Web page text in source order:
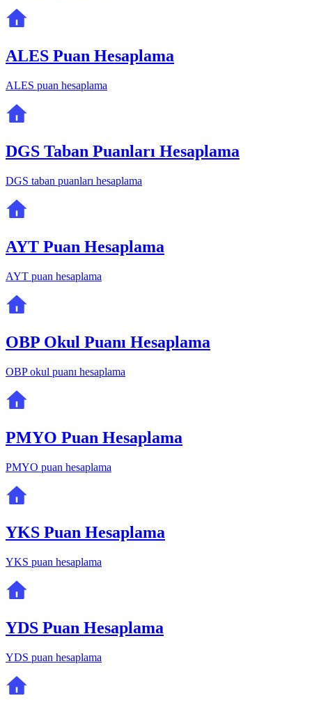
ALES Puan Hesaplama
ALES puan hesaplama
DGS Taban Puanları Hesaplama
DGS taban puanları hesaplama
AYT Puan Hesaplama
AYT puan hesaplama
OBP Okul Puanı Hesaplama
OBP okul puanı hesaplama
PMYO Puan Hesaplama
PMYO puan hesaplama
YKS Puan Hesaplama
YKS puan hesaplama
YDS Puan Hesaplama
YDS puan hesaplama